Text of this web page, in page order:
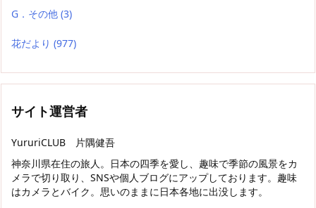
G．その他 (3)
花だより (977)
サイト運営者
YururiCLUB 片隅健吾
神奈川県在住の旅人。日本の四季を愛し、趣味で季節の風景をカ
メラで切り取り、SNSや個人ブログにアップしております。趣味
はカメラとバイク。思いのままに日本各地に出没します。